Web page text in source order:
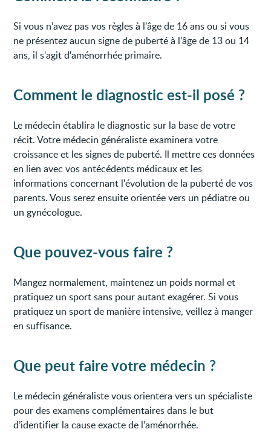
Si vous n’avez pas vos règles à l’âge de 16 ans ou si vous
ne présentez aucun signe de puberté à l’âge de 13 ou 14
ans, il s'agit d'aménorrhée primaire.
Comment le diagnostic est-il posé ?
Le médecin établira le diagnostic sur la base de votre
récit. Votre médecin généraliste examinera votre
croissance et les signes de puberté. Il mettre ces données
en lien avec vos antécédents médicaux et les
informations concernant l'évolution de la puberté de vos
parents. Vous serez ensuite orientée vers un pédiatre ou
un gynécologue.
Que pouvez-vous faire ?
Mangez normalement, maintenez un poids normal et
pratiquez un sport sans pour autant exagérer. Si vous
pratiquez un sport de manière intensive, veillez à manger
en suffisance.
Que peut faire votre médecin ?
Le médecin généraliste vous orientera vers un spécialiste
pour des examens complémentaires dans le but
d’identifier la cause exacte de l’aménorrhée.